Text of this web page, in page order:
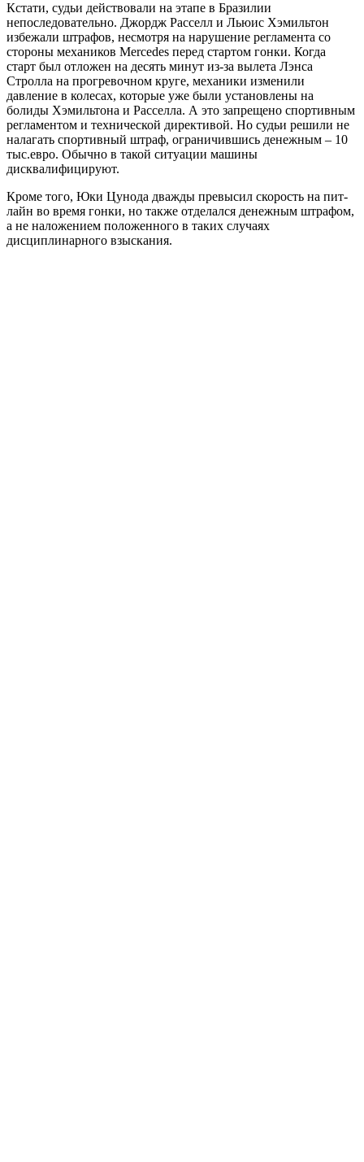
Кстати, судьи действовали на этапе в Бразилии
непоследовательно. Джордж Расселл и Льюис Хэмильтон
избежали штрафов, несмотря на нарушение регламента со
стороны механиков Mercedes перед стартом гонки. Когда
старт был отложен на десять минут из-за вылета Лэнса
Стролла на прогревочном круге, механики изменили
давление в колесах, которые уже были установлены на
болиды Хэмильтона и Расселла. А это запрещено спортивным
регламентом и технической директивой. Но судьи решили не
налагать спортивный штраф, ограничившись денежным – 10
тыс.евро. Обычно в такой ситуации машины
дисквалифицируют.
Кроме того, Юки Цунода дважды превысил скорость на пит-
лайн во время гонки, но также отделался денежным штрафом,
а не наложением положенного в таких случаях
дисциплинарного взыскания.